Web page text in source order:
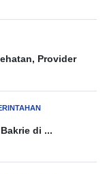
Provider
di ...